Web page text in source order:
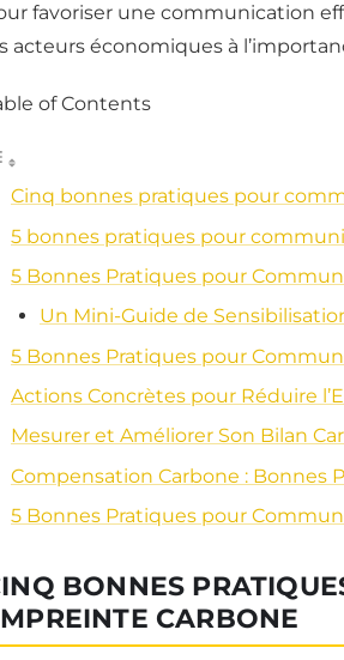
favoriser une communication
acteurs économiques à
of Contents
Cinq bonnes pratiques pour
5 bonnes pratiques pour
5 Bonnes Pratiques pour
Un Mini-Guide de
5 Bonnes Pratiques pour
Actions Concrètes pour Réduire
Mesurer et Améliorer Son Bilan
Compensation Carbone : Bonnes
5 Bonnes Pratiques pour
BONNES
CARBONE